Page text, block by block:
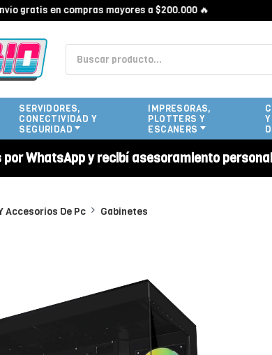
en compras mayores a $200.000 🔥 🔥
SERVIDORES,
CONECTIVIDAD Y
SEGURIDAD
IMPRESORAS,
PLOTTERS Y
ESCANERS
WhatsApp y recibí asesoramiento
Accesorios De Pc Gabinetes